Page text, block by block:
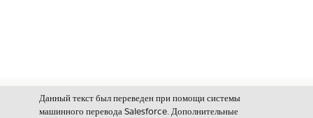
Данный текст был переведен при помощи системы
машинного перевода Salesforce. Дополнительные